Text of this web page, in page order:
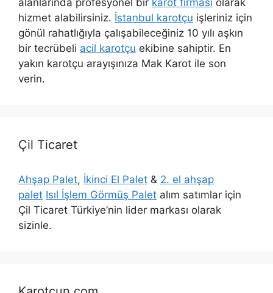
hizmet alabilirsiniz. İstanbul karotçu işleriniz için
gönül rahatlığıyla çalışabileceğiniz 10 yılı aşkın
bir tecrübeli acil karotçu ekibine sahiptir. En
yakın karotçu arayışınıza Mak Karot ile son
verin.
Çil Ticaret
Ahşap Palet, İkinci El Palet & 2. el ahşap
palet Isıl İşlem Görmüş Palet alım satımlar için
Çil Ticaret Türkiye’nin lider markası olarak
sizinle.